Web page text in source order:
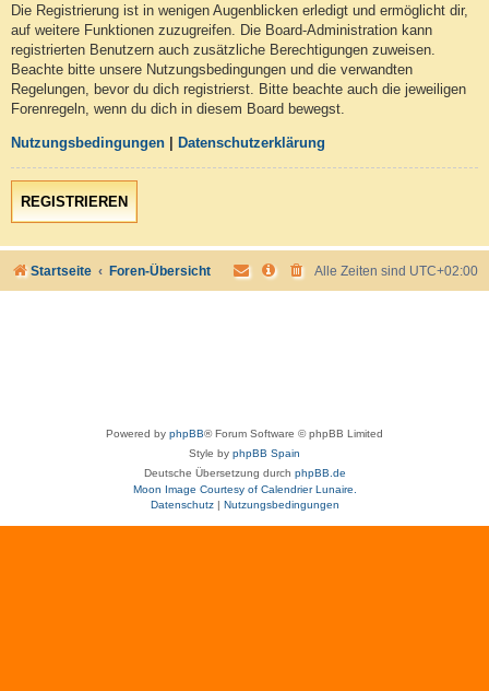
Die Registrierung ist in wenigen Augenblicken erledigt und ermöglicht dir,
auf weitere Funktionen zuzugreifen. Die Board-Administration kann
registrierten Benutzern auch zusätzliche Berechtigungen zuweisen.
Beachte bitte unsere Nutzungsbedingungen und die verwandten
Regelungen, bevor du dich registrierst. Bitte beachte auch die jeweiligen
Forenregeln, wenn du dich in diesem Board bewegst.
Nutzungsbedingungen Datenschutzerklärung
REGISTRIEREN
Startseite Foren-Übersicht Alle Zeiten sind UTC+02:00
Powered by phpBB® Forum Software © phpBB Limited
Style by phpBB Spain
Deutsche Übersetzung durch phpBB.de
Moon Image Courtesy of Calendrier Lunaire.
Datenschutz| Nutzungsbedingungen